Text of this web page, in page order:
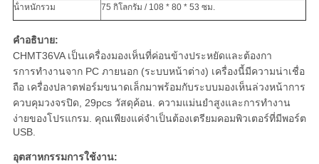
น้ําหนักรวม
75 กิโลกรัม / 108 * 80 * 53 ซม.
คําอธิบาย:
CHMT36VA เป็นเครื่องมองเห็นที่ค่อนข้างประหยัดและต้องกา
รการทํางานจาก PC ภายนอก (ระบบหน้าต่าง) เครื่องนี้มีความน่าเชื่อ
ถือ เครื่องปลาตฟอร์มขนาดเล็กมาพร้อมกับระบบมองเห็นล่วงหน้าการ
ควบคุมวงจรปิด, 29pcs วัสดุค้อน. ความแม่นยําสูงและการทํางาน
ง่ายของโปรแกรม. คุณเพียงแค่จําเป็นต้องเตรียมคอมพิวเตอร์ที่มีพอร์ต
USB.
อุตสาหกรรมการใช้งาน: